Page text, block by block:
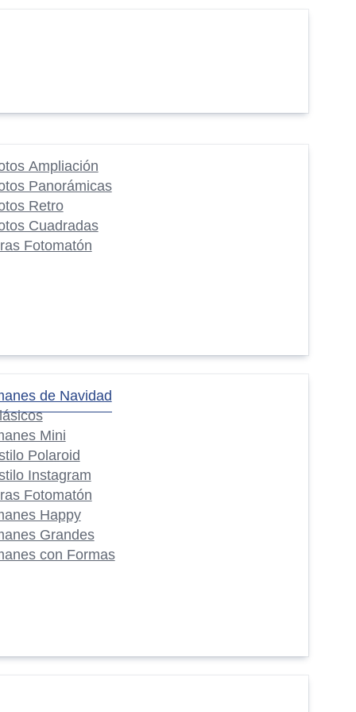
Ampliación
Panorámicas
Retro
Cuadradas
Fotomatón
de Navidad
Mini
Polaroid
Instagram
Fotomatón
Happy
Grandes
con Formas